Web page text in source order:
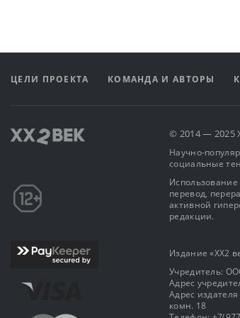
ЦЕЛИ ПРОЕКТА КОМАНДА И АВТОРЫ
© 2014 —
Научно-
социальные
перевод,
активной
редакции.
Издание «XX2
Учредитель:
Адрес
Адрес
комн. 18